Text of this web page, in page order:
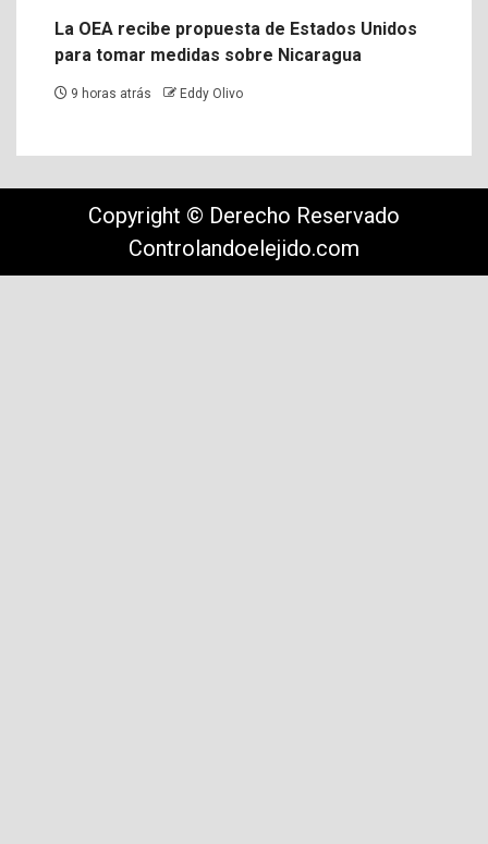
La OEA recibe propuesta de Estados Unidos
para tomar medidas sobre Nicaragua
9 horas atrás Eddy Olivo
Copyright © Derecho Reservado
Controlandoelejido.com